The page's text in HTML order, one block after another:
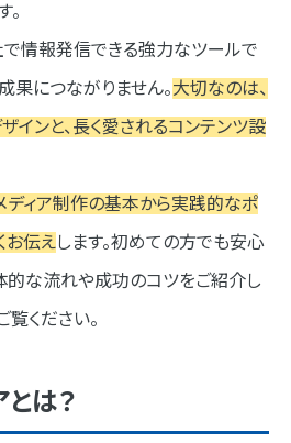
ーゲットの明確化
デザイン
の選び方
の質
。
で情報発信できる強力なツールで
果につながりません。大切なのは、
インと、長く愛されるコンテンツ設
ディア制作の基本から実践的なポ
お伝えします。初めての方でも安心
的な流れや成功のコツをご紹介し
覧ください。
は？